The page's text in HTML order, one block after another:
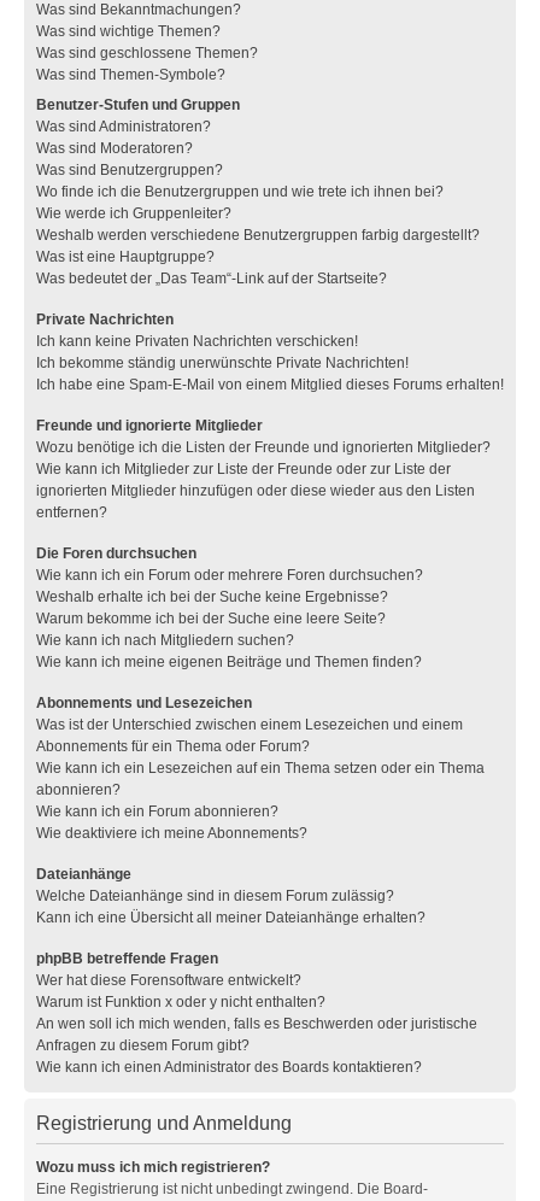
Was sind Bekanntmachungen?
Was sind wichtige Themen?
Was sind geschlossene Themen?
Was sind Themen-Symbole?
Benutzer-Stufen und Gruppen
Was sind Administratoren?
Was sind Moderatoren?
Was sind Benutzergruppen?
Wo finde ich die Benutzergruppen und wie trete ich ihnen bei?
Wie werde ich Gruppenleiter?
Weshalb werden verschiedene Benutzergruppen farbig dargestellt?
Was ist eine Hauptgruppe?
Was bedeutet der „Das Team“-Link auf der Startseite?
Private Nachrichten
Ich kann keine Privaten Nachrichten verschicken!
Ich bekomme ständig unerwünschte Private Nachrichten!
Ich habe eine Spam-E-Mail von einem Mitglied dieses Forums erhalten!
Freunde und ignorierte Mitglieder
Wozu benötige ich die Listen der Freunde und ignorierten Mitglieder?
Wie kann ich Mitglieder zur Liste der Freunde oder zur Liste der
ignorierten Mitglieder hinzufügen oder diese wieder aus den Listen
entfernen?
Die Foren durchsuchen
Wie kann ich ein Forum oder mehrere Foren durchsuchen?
Weshalb erhalte ich bei der Suche keine Ergebnisse?
Warum bekomme ich bei der Suche eine leere Seite?
Wie kann ich nach Mitgliedern suchen?
Wie kann ich meine eigenen Beiträge und Themen finden?
Abonnements und Lesezeichen
Was ist der Unterschied zwischen einem Lesezeichen und einem
Abonnements für ein Thema oder Forum?
Wie kann ich ein Lesezeichen auf ein Thema setzen oder ein Thema
abonnieren?
Wie kann ich ein Forum abonnieren?
Wie deaktiviere ich meine Abonnements?
Dateianhänge
Welche Dateianhänge sind in diesem Forum zulässig?
Kann ich eine Übersicht all meiner Dateianhänge erhalten?
phpBB betreffende Fragen
Wer hat diese Forensoftware entwickelt?
Warum ist Funktion x oder y nicht enthalten?
An wen soll ich mich wenden, falls es Beschwerden oder juristische
Anfragen zu diesem Forum gibt?
Wie kann ich einen Administrator des Boards kontaktieren?
Registrierung und Anmeldung
Wozu muss ich mich registrieren?
Eine Registrierung ist nicht unbedingt zwingend. Die Board-